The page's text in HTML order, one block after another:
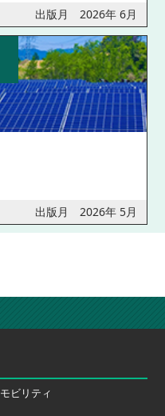
出版月 2026年 6月
出版月 2026年 5月
モビリティ